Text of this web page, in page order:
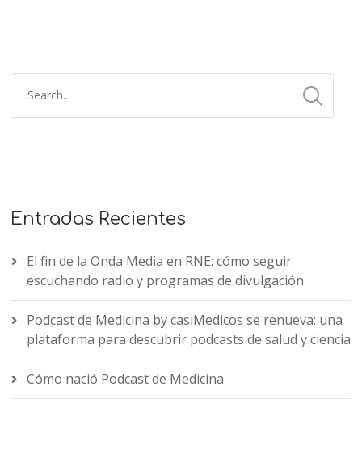
Entradas Recientes
El fin de la Onda Media en RNE: cómo seguir
escuchando radio y programas de divulgación
Podcast de Medicina by casiMedicos se renueva: una
plataforma para descubrir podcasts de salud y ciencia
Cómo nació Podcast de Medicina